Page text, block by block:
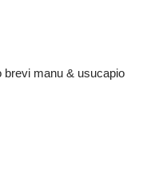
brevi manu & usucapio